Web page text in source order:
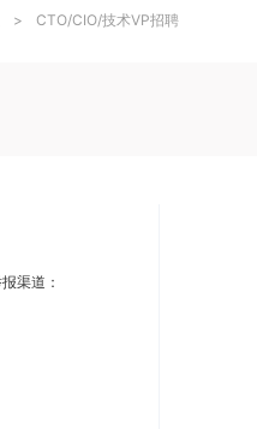
> CTO/CIO/技术VP招聘